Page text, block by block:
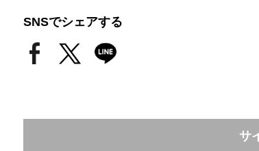
SNSでシェアする
サ